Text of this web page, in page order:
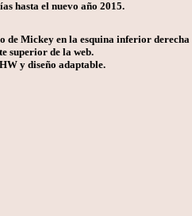
hasta el nuevo año 2015.
de Mickey en la esquina inferior derecha
superior de la web.
y diseño adaptable.